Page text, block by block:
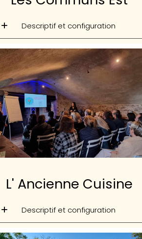
Descriptif et configuration
L' Ancienne Cuisine
Descriptif et configuration